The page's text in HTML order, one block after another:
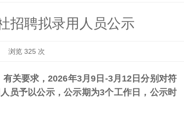
招聘拟录用人员公示
浏览 325 次
关要求，2026年3月9日-3月12日分别对符
员予以公示，公示期为3个工作日，公示时